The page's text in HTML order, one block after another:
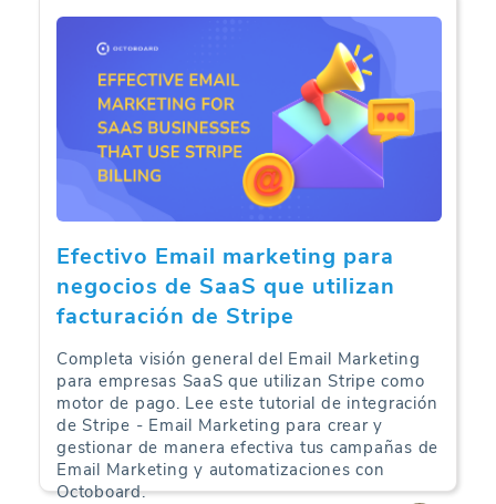
Análisis de Comercio Electrónico | 16-05-2024
Efectivo Email marketing para
negocios de SaaS que utilizan
facturación de Stripe
Completa visión general del Email Marketing
para empresas SaaS que utilizan Stripe como
motor de pago. Lee este tutorial de integración
de Stripe - Email Marketing para crear y
gestionar de manera efectiva tus campañas de
Email Marketing y automatizaciones con
Octoboard.